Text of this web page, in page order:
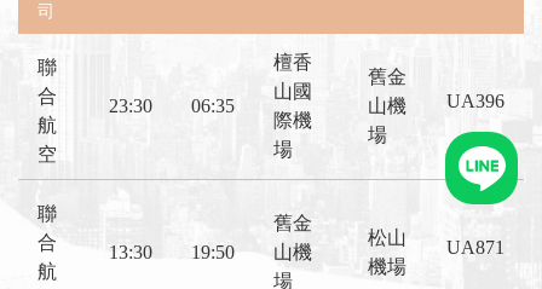
司
聯
合
航
空
23:30 06:35
檀香
山國
際機
場
舊金
山機
場
UA396
聯
合
航
13:30 19:50
舊金
山機
場
松山
機場
UA871